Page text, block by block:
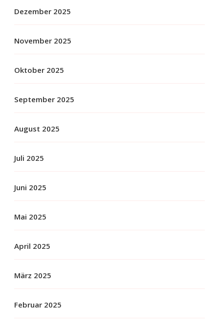
Dezember 2025
November 2025
Oktober 2025
September 2025
August 2025
Juli 2025
Juni 2025
Mai 2025
April 2025
März 2025
Februar 2025